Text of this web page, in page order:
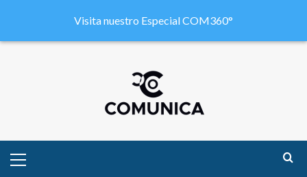
Visita nuestro Especial COM360°